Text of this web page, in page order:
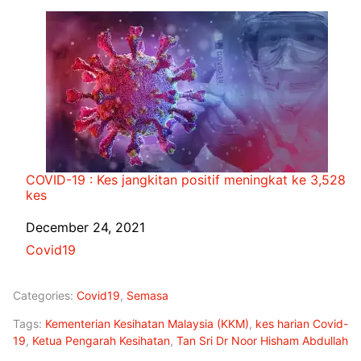
COVID-19 : Kes jangkitan positif meningkat ke 3,528
kes
Date
December 24, 2021
In relation to
Covid19
Categories: Covid19, Semasa
Tags: Kementerian Kesihatan Malaysia (KKM), kes harian Covid-
19, Ketua Pengarah Kesihatan, Tan Sri Dr Noor Hisham Abdullah